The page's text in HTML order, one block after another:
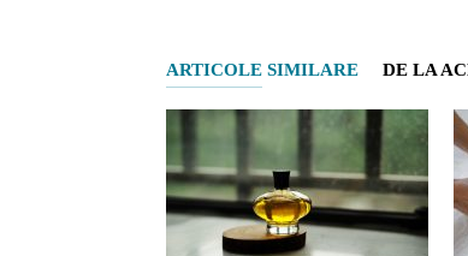
ARTICOLE SIMILARE DE LA